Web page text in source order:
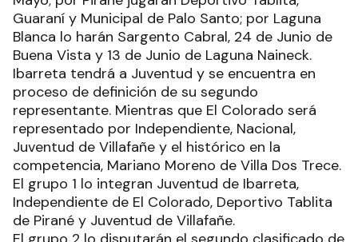
Guaraní y Municipal de Palo Santo; por Laguna
Blanca lo harán Sargento Cabral, 24 de Junio de
Buena Vista y 13 de Junio de Laguna Naineck.
Ibarreta tendrá a Juventud y se encuentra en
proceso de definición de su segundo
representante. Mientras que El Colorado será
representado por Independiente, Nacional,
Juventud de Villafañe y el histórico en la
competencia, Mariano Moreno de Villa Dos Trece.
El grupo 1 lo integran Juventud de Ibarreta,
Independiente de El Colorado, Deportivo Tablita
de Pirané y Juventud de Villafañe.